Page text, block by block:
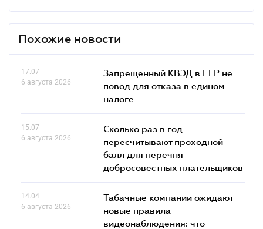
Похожие новости
17.07
6 августа 2026
Запрещенный КВЭД в ЕГР не
повод для отказа в едином
налоге
15.07
6 августа 2026
Сколько раз в год
пересчитывают проходной
балл для перечня
добросовестных плательщиков
14.04
6 августа 2026
Табачные компании ожидают
новые правила
видеонаблюдения: что